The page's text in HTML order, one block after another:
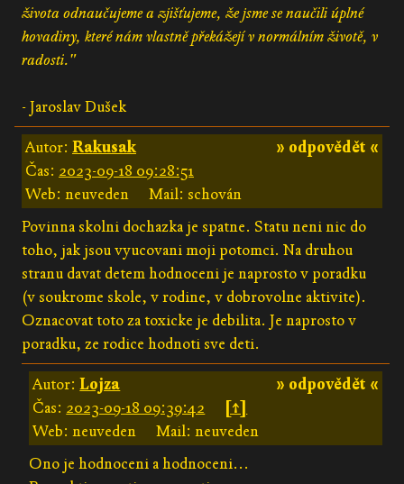
života odnaučujeme a zjišťujeme, že jsme se naučili úplné
hovadiny, které nám vlastně překážejí v normálním životě, v
radosti."
- Jaroslav Dušek
» odpovědět «
Autor: Rakusak
Čas: 2023-09-18 09:28:51
Web: neuveden
Mail: schován
Povinna skolni dochazka je spatne. Statu neni nic do
toho, jak jsou vyucovani moji potomci. Na druhou
stranu davat detem hodnoceni je naprosto v poradku
(v soukrome skole, v rodine, v dobrovolne aktivite).
Oznacovat toto za toxicke je debilita. Je naprosto v
poradku, ze rodice hodnoti sve deti.
» odpovědět «
Autor:Lojza
Čas: 2023-09-18 09:39:42
[↑]
Web: neuveden
Mail: neuveden
Ono je hodnoceni a hodnoceni...